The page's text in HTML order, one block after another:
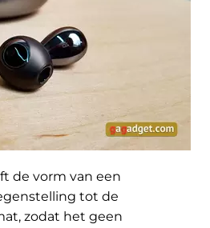
de vorm van een
tot de
zodat het geen